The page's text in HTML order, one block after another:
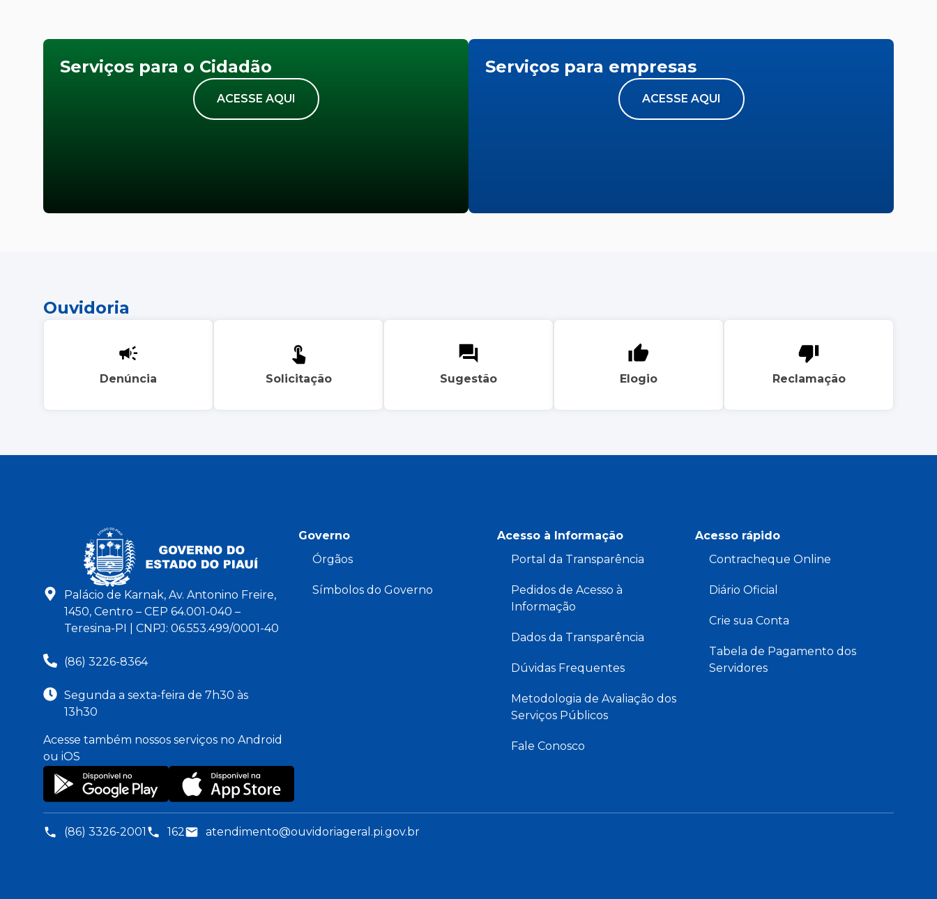
Serviços para o Cidadão
ACESSE AQUI
Serviços para empresas
ACESSE AQUI
Ouvidoria
Denúncia Solicitação Sugestão Elogio Reclamação
Palácio de Karnak, Av. Antonino Freire,
1450, Centro – CEP 64.001-040 –
Teresina-PI | CNPJ: 06.553.499/0001-40
(86) 3226-8364
Segunda a sexta-feira de 7h30 às
13h30
Acesse também nossos serviços no Android
ou iOS
Governo
Órgãos
Símbolos do Governo
Acesso à Informação
Portal da Transparência
Pedidos de Acesso à
Informação
Dados da Transparência
Dúvidas Frequentes
Metodologia de Avaliação dos
Serviços Públicos
Fale Conosco
Acesso rápido
Contracheque Online
Diário Oficial
Crie sua Conta
Tabela de Pagamento dos
Servidores
(86) 3326-2001 162 atendimento@ouvidoriageral.pi.gov.br